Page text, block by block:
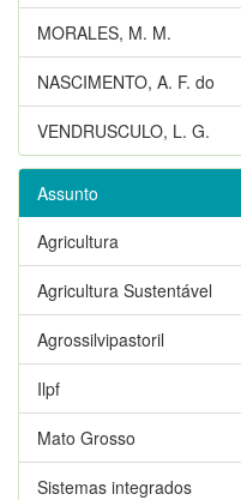
MORALES, M. M.
NASCIMENTO, A. F. do
VENDRUSCULO, L. G.
Assunto
Agricultura
Agricultura Sustentável
Agrossilvipastoril
Ilpf
Mato Grosso
Sistemas integrados